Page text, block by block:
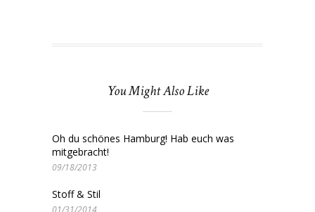
You Might Also Like
Oh du schönes Hamburg! Hab euch was
mitgebracht!
09/18/2013
Stoff & Stil
01/31/2014